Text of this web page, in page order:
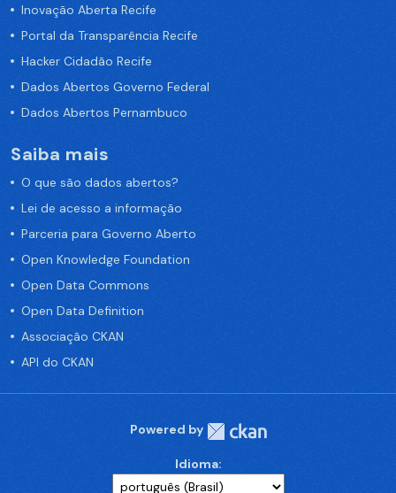
Inovação Aberta Recife
Portal da Transparência Recife
Hacker Cidadão Recife
Dados Abertos Governo Federal
Dados Abertos Pernambuco
Saiba mais
O que são dados abertos?
Lei de acesso a informação
Parceria para Governo Aberto
Open Knowledge Foundation
Open Data Commons
Open Data Definition
Associação CKAN
API do CKAN
Powered by
Idioma